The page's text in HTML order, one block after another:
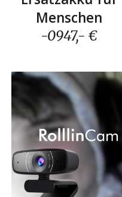
Menschen
-0947,- €